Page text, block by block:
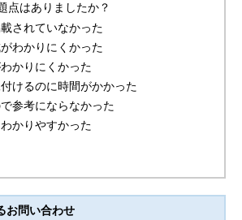
点はありましたか？
されていなかった
わかりにくかった
かりにくかった
けるのに時間がかかった
参考にならなかった
かりやすかった
お問い合わせ